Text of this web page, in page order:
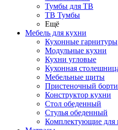
Тумбы для ТВ
ТВ Тумбы
Ещё
Мебель для кухни
Кухонные гарнитуры
Модульные кухни
Кухни угловые
Кухонная
Мебельные щиты
Пристеночный
Конструктор кухни
Стол обеденный
Стулья обеденный
Комплектующие для